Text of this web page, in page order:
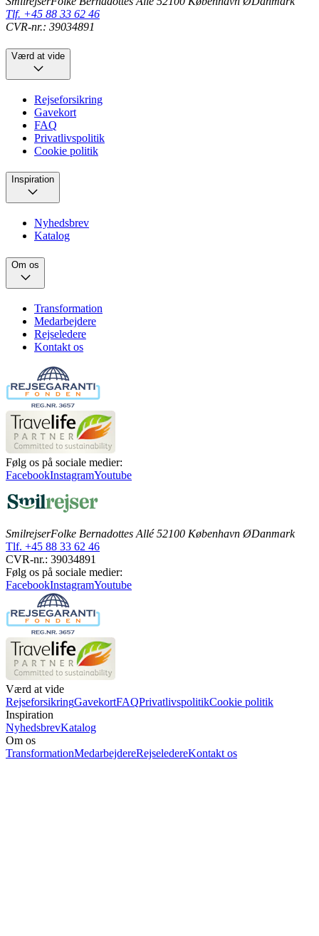
Tlf. +45 88 33 62 46
CVR-nr.: 39034891
Værd at vide
Rejseforsikring
Gavekort
FAQ
Privatlivspolitik
Cookie politik
Inspiration
Nyhedsbrev
Katalog
Om os
Transformation
Medarbejdere
Rejseledere
Kontakt os
Følg os på sociale medier:
FacebookInstagramYoutube
SmilrejserFolke Bernadottes Allé 52100 København ØDanmark
Tlf. +45 88 33 62 46
CVR-nr.: 39034891
Følg os på sociale medier:
FacebookInstagramYoutube
Værd at vide
RejseforsikringGavekortFAQPrivatlivspolitikCookie politik
Inspiration
NyhedsbrevKatalog
Om os
TransformationMedarbejdereRejseledereKontakt os